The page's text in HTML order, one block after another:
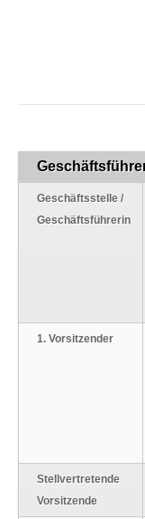
Geschäftsstelle /
Geschäftsführerin
1. Vorsitzender
Stellvertretende
Vorsitzende